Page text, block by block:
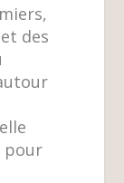
des
pour